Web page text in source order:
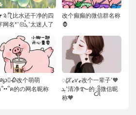
比水还干净的四
字网名*˚𑁍ࠬܓ˚太迷人了
改个癫癫的微信群名称
🦍
改个萌萌
ฅ的の网名昵称
ꦿℒℴѵℯ改个一辈子˚🧡
ܓ˚清净࿐的ꦾᩚ微信昵
称🧡